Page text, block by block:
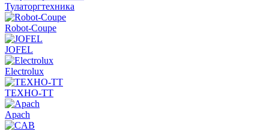
Тулаторгтехника
Robot-Coupe
JOFEL
Electrolux
ТЕХНО-ТТ
Apach